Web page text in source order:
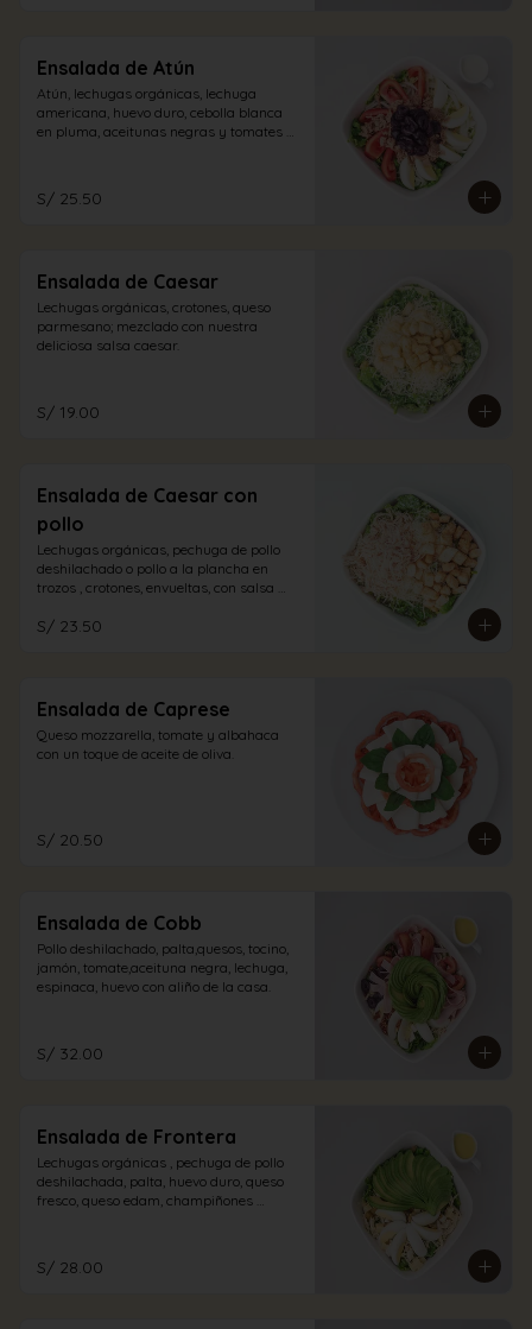
Ensalada de Atún
Atún, lechugas orgánicas, lechuga
americana, huevo duro, cebolla blanca
en pluma, aceitunas negras y tomates
S/ 25.50
Ensalada de Caesar
Lechugas orgánicas, crotones, queso
parmesano; mezclado con nuestra
deliciosa salsa caesar.
S/ 19.00
Ensalada de Caesar con
pollo
Lechugas orgánicas, pechuga de pollo
deshilachado o pollo a la plancha en
trozos , crotones, envueltas, con salsa
parmesano.
S/ 23.50
Ensalada de Caprese
Queso mozzarella, tomate y albahaca
con un toque de aceite de oliva.
S/ 20.50
Ensalada de Cobb
Pollo deshilachado, palta,quesos, tocino,
jamón, tomate,aceituna negra, lechuga,
espinaca, huevo con aliño de la casa.
S/ 32.00
Ensalada de Frontera
Lechugas orgánicas , pechuga de pollo
deshilachada, palta, huevo duro, queso
fresco, queso edam, champiñones
S/ 28.00